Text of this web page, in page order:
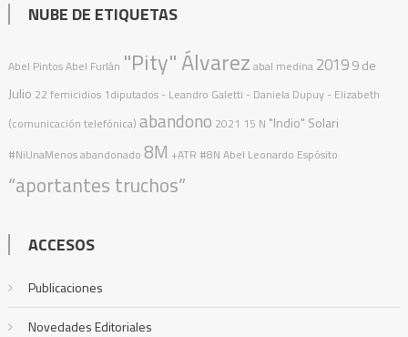
NUBE DE ETIQUETAS
Abel PintosAbel Furlán "Pity" Álvarez abal medina 20199 de
Julio 22 femicidios 1diputados - Leandro Galetti - Daniela Dupuy - Elizabeth
(comunicación telefónica) abandono 2021 15 N "Indio" Solari
#NiUnaMenosabandonado 8M +ATR #8N Abel Leonardo Espósito
“aportantes truchos”
ACCESOS
Publicaciones
Novedades Editoriales